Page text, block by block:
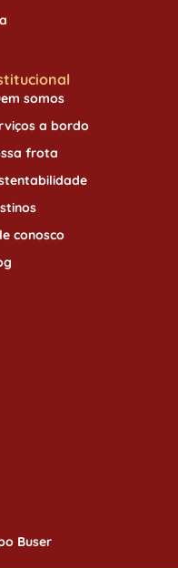
somos
a bordo
frota
conosco
Buser